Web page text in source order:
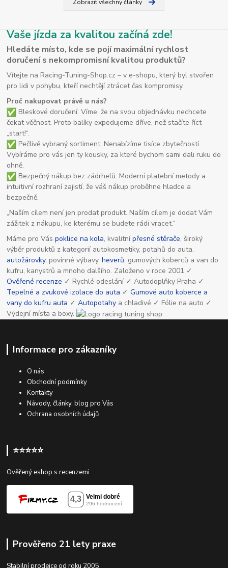
Zobrazit všechny články
Vaše jízda za kvalitou začíná zde!
Hledáte místo, kde se pojí maximální rychlost
doručení s nekompromisní kvalitou produktů?
Vítejte na Racing-Tuning-Shop.cz – v e-shopu, který byl stvořen
pro lidi v pohybu, kteří nechtějí ztrácet čas kompromisy.
Proč nakupovat právě u nás?
Bleskové doručení: Víme, že na svou objednávku nechcete
čekat věčnost. Proto balíky expedujeme dříve, než stačíte říct
„start!“.
Pečlivě vybraný sortiment: Nenabízíme tisíce zbytečností.
Vybíráme pro vás jen ty kousky, za které bychom sami dali ruku do
ohně.
Bezpečný nákup bez zádrhelů: Moderní platební metody a
intuitivní rozhraní zajistí, že váš nákup proběhne hladce a
bezpečně.
„Naším cílem není jen prodat produkt. Naším cílem je dodat Vám
zážitek z nákupu, ke kterému se budete rádi vracet.“
Máme pro Váspoklice na kola, kvalitnípřesné stěrače, široký
výběr produktů z kategorií autokosmetiky, potahů do auta,
autožárovky, povinné výbavy,heverů, gumových koberců a van do
kufru, kanystrů a mnoho dalšího. Založeno v roce 2001 ✓
Ověřené recenze ✓ Rychlé odeslání ✓ Autodoplňky Praha ✓
Tepelné a zvukové izolace do auta ✓Gumové auto koberce a
vany do kufru auta ✓Autopotahy a chladivé ✓ Fólie na auto ✓
Výdejní místa a boxy.
Informace pro zákazníky
O nás
Obchodní podmínky
Kontakty
Návody, články, blog pro Vás
Ochrana osobních údajů
⭐⭐⭐⭐⭐
Ověřený eshop s recenzemi
Prověřeno 21 lety praxe
Stabilní prodejce od roku 2005